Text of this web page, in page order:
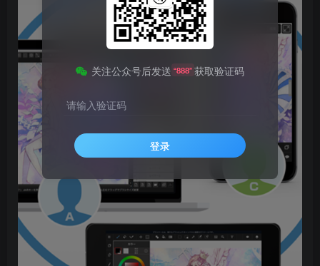
关注公众号后发送 “888” 获取验证码
请输入验证码
登录